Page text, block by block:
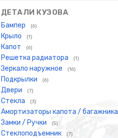
ДЕТАЛИ КУЗОВА
Бампер (6)
Крыло (1)
Капот (6)
Решетка радиатора (1)
Зеркало наружное (16)
Подкрылки (6)
Двери (7)
Стекла (3)
Амортизаторы капота / багажника
Замки / Ручки (5)
Стеклоподъемник (7)